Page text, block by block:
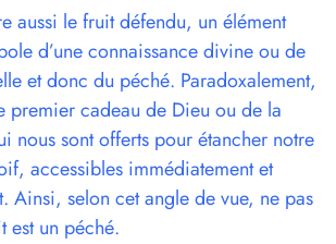
aussi le fruit défendu, un élément
d’une connaissance divine ou de
et donc du péché. Paradoxalement,
premier cadeau de Dieu ou de la
nous sont offerts pour étancher notre
accessibles immédiatement et
Ainsi, selon cet angle de vue, ne pas
est un péché.